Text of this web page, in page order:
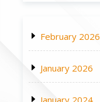
February 2026
January 2026